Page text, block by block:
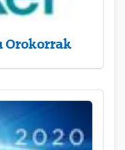
Orokorrak